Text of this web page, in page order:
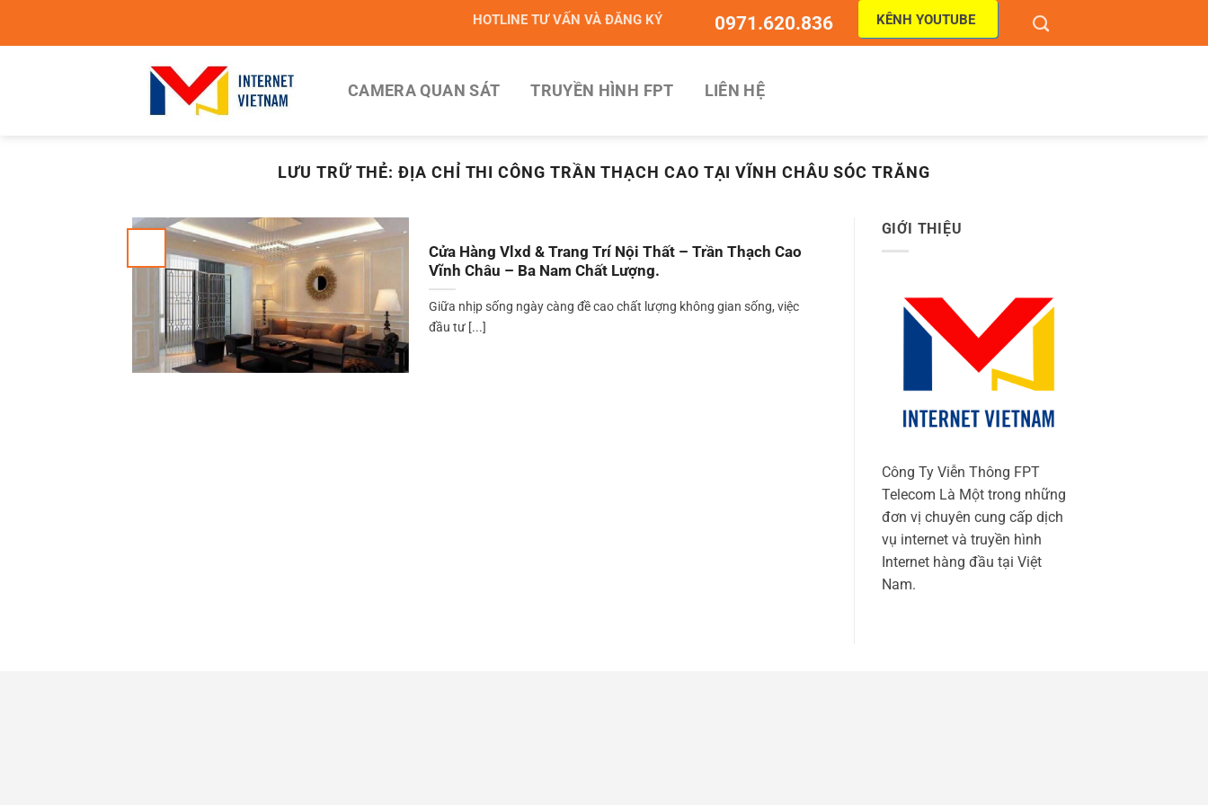
HOTLINE TƯ VẤN VÀ ĐĂNG KÝ 0971.620.836 KÊNH YOUTUBE
CAMERA QUAN SÁT TRUYỀN HÌNH FPT LIÊN HỆ
LƯU TRỮ THẺ:ĐỊA CHỈ THI CÔNG TRẦN THẠCH CAO TẠI VĨNH CHÂU SÓC TRĂNG
Cửa Hàng Vlxd & Trang Trí Nội Thất – Trần Thạch Cao
Vĩnh Châu – Ba Nam Chất Lượng.
Giữa nhịp sống ngày càng đề cao chất lượng không gian sống, việc
đầu tư [...]
GIỚI THIỆU
Công Ty Viễn Thông FPT
Telecom Là Một trong những
đơn vị chuyên cung cấp dịch
vụ internet và truyền hình
Internet hàng đầu tại Việt
Nam.